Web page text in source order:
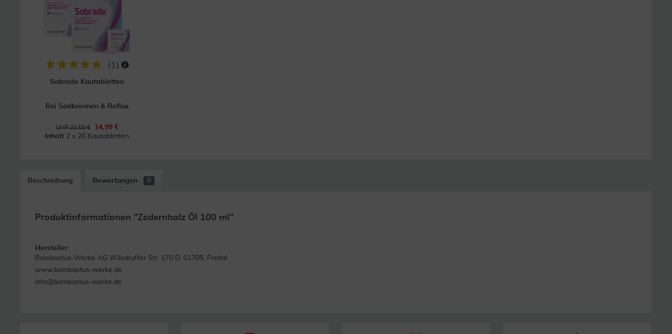
( 1 )
Sobrade Kautabletten
Bei Sodbrennen & Reflux
UVP 21,00 €
14,99 €
Inhalt 2 x 20 Kautabletten
Beschreibung Bewertungen 0
Produktinformationen "Zedernholz Öl 100 ml"
Hersteller:
Bombastus-Werke AG Wilsdruffer Str. 170 D. 01705, Freital
www.bombastus-werke.de
info@bombastus-werke.de